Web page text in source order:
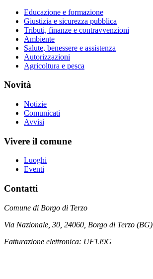
Educazione e formazione
Giustizia e sicurezza pubblica
Tributi, finanze e contravvenzioni
Ambiente
Salute, benessere e assistenza
Autorizzazioni
Agricoltura e pesca
Novità
Notizie
Comunicati
Avvisi
Vivere il comune
Luoghi
Eventi
Contatti
Comune di Borgo di Terzo
Via Nazionale, 30, 24060, Borgo di Terzo (BG)
Fatturazione elettronica: UF1J9G